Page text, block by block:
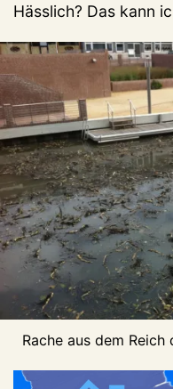
Hässlich? Das kann
Rache aus dem